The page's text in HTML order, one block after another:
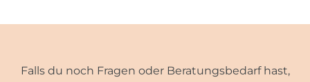
Falls du noch Fragen oder Beratungsbedarf hast,